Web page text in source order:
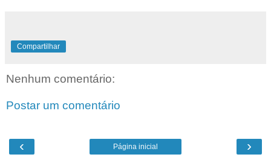
Compartilhar
Nenhum comentário:
Postar um comentário
‹ ›
Página inicial